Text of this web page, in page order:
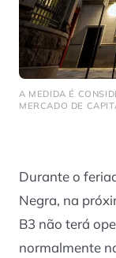
A MEDIDA É
MERCADO DE
Durante o
Negra, na
B3 não terá
normalmente